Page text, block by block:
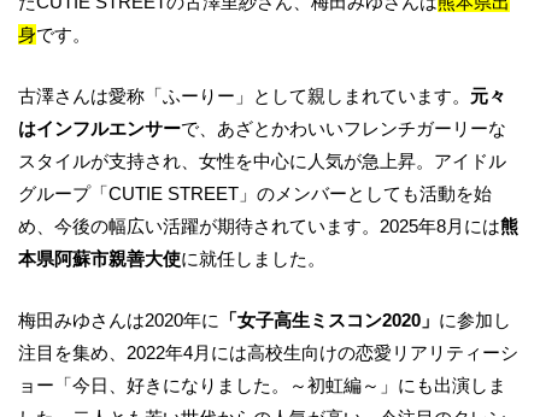
身です。
古澤さんは愛称「ふーりー」として親しまれています。 元々
はインフルエンサーで、あざとかわいいフレンチガーリーな
スタイルが支持され、女性を中心に人気が急上昇。アイドル
グループ「CUTIE STREET」のメンバーとしても活動を始
め、今後の幅広い活躍が期待されています。2025年8月には熊
本県阿蘇市親善大使に就任しました。
梅田みゆさんは2020年に 「女子高生ミスコン2020」 に参加し
注目を集め、2022年4月には高校生向けの恋愛リアリティーシ
ョー「今日、好きになりました。～初虹編～」にも出演しま